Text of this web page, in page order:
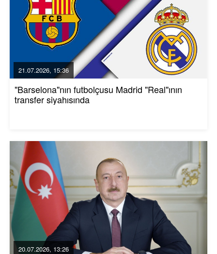
21.07.2026, 15:36
"Barselona"nın futbolçusu Madrid "Real"ının
transfer siyahısında
20.07.2026, 13:26